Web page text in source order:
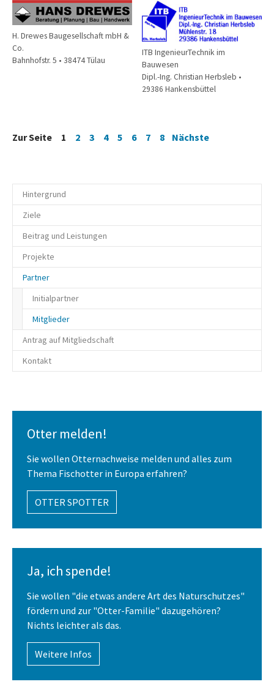
H. Drewes Baugesellschaft mbH &
Co.
Bahnhofstr. 5 • 38474 Tülau
ITB IngenieurTechnik im
Bauwesen
Dipl.-Ing. Christian Herbsleb •
29386 Hankensbüttel
Zur Seite 1 2 3 4 5 6 7 8 Nächste
Hintergrund
Ziele
Beitrag und Leistungen
Projekte
Partner
Initialpartner
Mitglieder
Antrag auf Mitgliedschaft
Kontakt
Otter melden!
Sie wollen Otternachweise melden und alles zum
Thema Fischotter in Europa erfahren?
OTTER SPOTTER
Ja, ich spende!
Sie wollen "die etwas andere Art des Naturschutzes"
fördern und zur "Otter-Familie" dazugehören?
Nichts leichter als das.
Weitere Infos